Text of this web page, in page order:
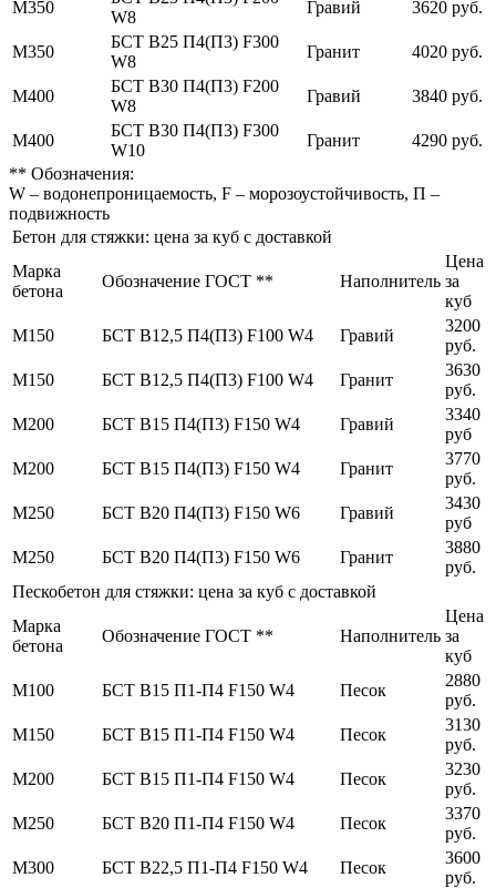
М350
W8
Гравий 3620 руб.
М350
БСТ В25 П4(П3) F300
W8
Гранит 4020 руб.
М400
БСТ В30 П4(П3) F200
W8
Гравий 3840 руб.
М400
БСТ В30 П4(П3) F300
W10
Гранит
4290 руб.
** Обозначения:
W – водонепроницаемость, F – морозоустойчивость, П –
подвижность
Бетон для стяжки: цена за куб с доставкой
Марка
бетона
Обозначение ГОСТ ** Наполнитель
Цена
за
куб
М150
БСТ В12,5 П4(П3) F100 W4 Гравий
3200
руб.
М150
БСТ В12,5 П4(П3) F100 W4 Гранит
3630
руб.
М200
БСТ В15 П4(П3) F150 W4 Гравий
3340
руб
М200
БСТ В15 П4(П3) F150 W4 Гранит
3770
руб.
М250
БСТ В20 П4(П3) F150 W6 Гравий
3430
руб
М250
БСТ В20 П4(П3) F150 W6 Гранит
3880
руб.
Пескобетон для стяжки: цена за куб с доставкой
Марка
бетона
Обозначение ГОСТ ** Наполнитель
Цена
за
куб
М100
БСТ В15 П1-П4 F150 W4 Песок
2880
руб.
М150
БСТ В15 П1-П4 F150 W4 Песок
3130
руб.
М200
БСТ В15 П1-П4 F150 W4 Песок
3230
руб.
М250
БСТ В20 П1-П4 F150 W4 Песок
3370
руб.
М300
БСТ В22,5 П1-П4 F150 W4 Песок
3600
руб.